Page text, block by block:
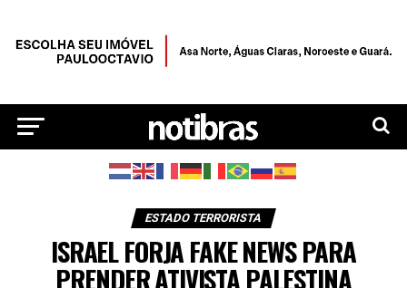
ESTADO TERRORISTA
ISRAEL FORJA FAKE NEWS PARA
PRENDER ATIVISTA PALESTINA